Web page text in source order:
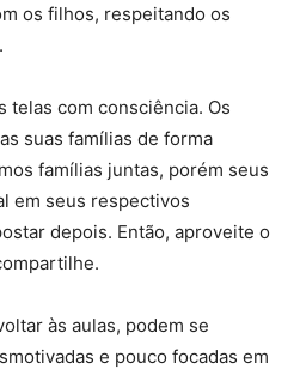
os filhos, respeitando os
telas com consciência. Os
suas famílias de forma
famílias juntas, porém seus
em seus respectivos
depois. Então, aproveite o
às aulas, podem se
e pouco focadas em